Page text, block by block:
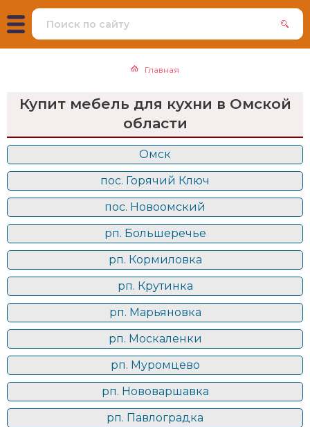
Главная
Купит мебель для кухни в Омской
области
Омск
пос. Горячий Ключ
пос. Новоомский
рп. Большеречье
рп. Кормиловка
рп. Крутинка
рп. Марьяновка
рп. Москаленки
рп. Муромцево
рп. Нововаршавка
рп. Павлоградка